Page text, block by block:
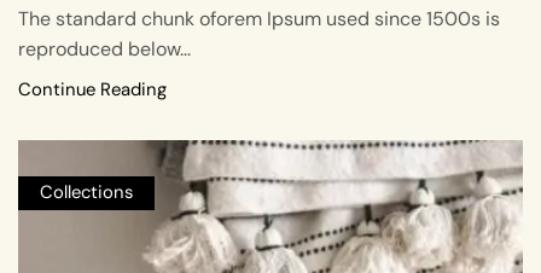
The standard chunk oforem Ipsum used since 1500s is
reproduced below...
Continue Reading
Collections